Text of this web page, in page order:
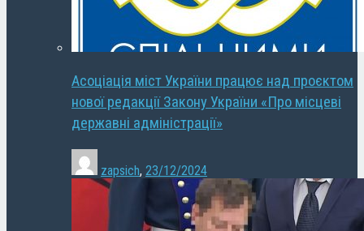
Асоціація міст України працює над проєктом
нової редакції Закону України «Про місцеві
державні адміністрації»
zapsich, 23/12/2024